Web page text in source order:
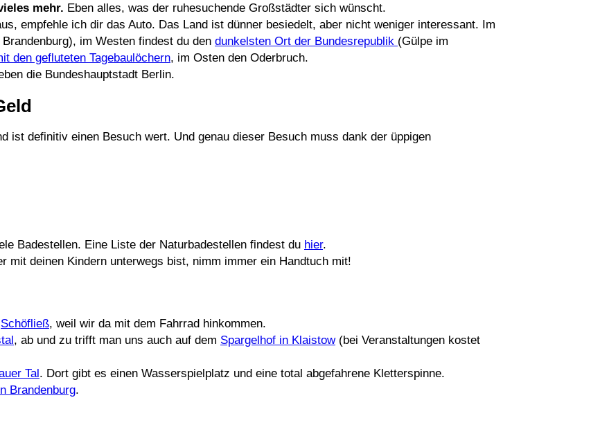
mehr. Eben alles, was der ruhesuchende Großstädter sich wünscht.
empfehle ich dir das Auto. Das Land ist dünner besiedelt, aber nicht weniger interessant. Im
im Westen findest du den dunkelsten Ort der Bundesrepublik (Gülpe im
den gefluteten Tagebaulöchern, im Osten den Oderbruch.
die Bundeshauptstadt Berlin.
ist definitiv einen Besuch wert. Und genau dieser Besuch muss dank der üppigen
Badestellen. Eine Liste der Naturbadestellen findest du hier.
mit deinen Kindern unterwegs bist, nimm immer ein Handtuch mit!
Schöfließ, weil wir da mit dem Fahrrad hinkommen.
, ab und zu trifft man uns auch auf dem Spargelhof in Klaistow(bei Veranstaltungen kostet
Tal. Dort gibt es einen Wasserspielplatz und eine total abgefahrene Kletterspinne.
Brandenburg.